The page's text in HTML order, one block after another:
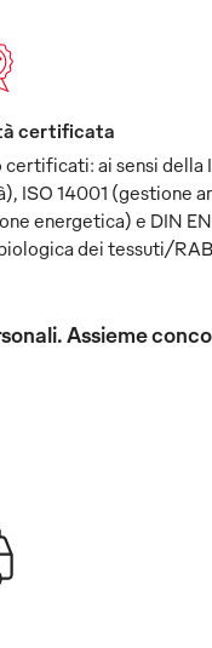
certificata
certificati: ai sensi della
ISO 14001 (gestione
energetica) e DIN
dei tessuti/
Assieme